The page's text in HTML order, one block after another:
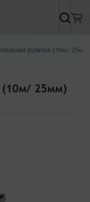
Найти
рулетка (10м/ 25мм)
(10м/ 25мм)